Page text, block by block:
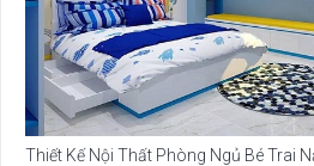
Thiết Kế Nội Thất Phòng Ngủ Bé Trai